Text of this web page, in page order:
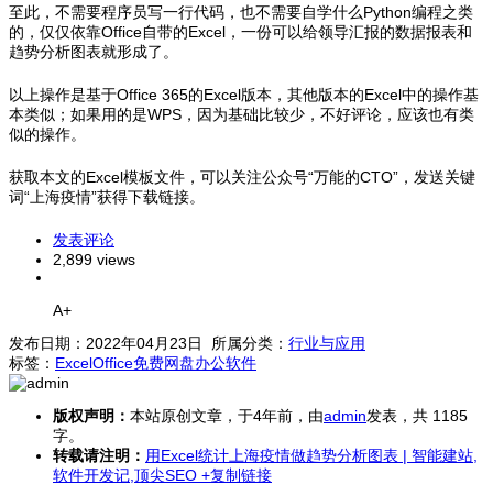
至此，不需要程序员写一行代码，也不需要自学什么Python编程之类
的，仅仅依靠Office自带的Excel，一份可以给领导汇报的数据报表和
趋势分析图表就形成了。
以上操作是基于Office 365的Excel版本，其他版本的Excel中的操作基
本类似；如果用的是WPS，因为基础比较少，不好评论，应该也有类
似的操作。
获取本文的Excel模板文件，可以关注公众号“万能的CTO”，发送关键
词“上海疫情”获得下载链接。
发表评论
2,899 views
A+
发布日期：2022年04月23日 所属分类： 行业与应用
标签： ExcelOffice免费网盘办公软件
版权声明： 本站原创文章，于4年前，由admin发表，共 1185
字。
转载请注明： 用Excel统计上海疫情做趋势分析图表 | 智能建站,
软件开发记,顶尖SEO +复制链接